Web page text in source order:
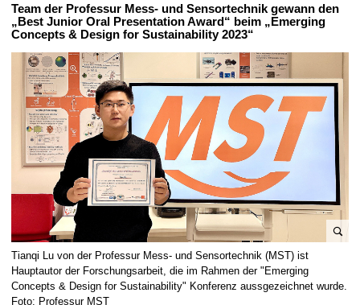
Team der Professur Mess- und Sensortechnik gewann den
„Best Junior Oral Presentation Award“ beim „Emerging
Concepts & Design for Sustainability 2023“
i
l
Tianqi Lu von der Professur Mess- und Sensortechnik (MST) ist
Hauptautor der Forschungsarbeit, die im Rahmen der "Emerging
Concepts & Design for Sustainability" Konferenz aussgezeichnet wurde.
Foto: Professur MST